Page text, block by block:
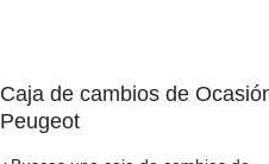
Caja de cambios de
Peugeot